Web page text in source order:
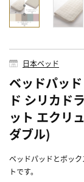
日本ベッド
ベッドパッ
ド シリカド
ット エクリ
ダブル)
ベッドパッドとボッ
トです。